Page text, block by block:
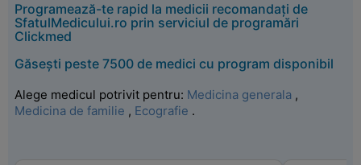
Programează-te rapid la medicii recomandați de
SfatulMedicului.ro prin serviciul de programări
Clickmed
Găsești peste 7500 de medici cu program disponibil
Alege medicul potrivit pentru: Medicina generala ,
Medicina de familie , Ecografie .